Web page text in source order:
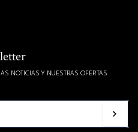
NOTICIAS Y NUESTRAS OFERTAS